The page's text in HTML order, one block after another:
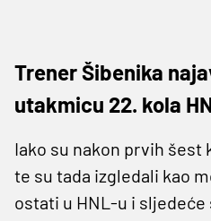
Trener Šibenika
utakmicu 22. kola
Iako su nakon prvih šest
te su tada izgledali kao
ostati u HNL-u i sljedeće